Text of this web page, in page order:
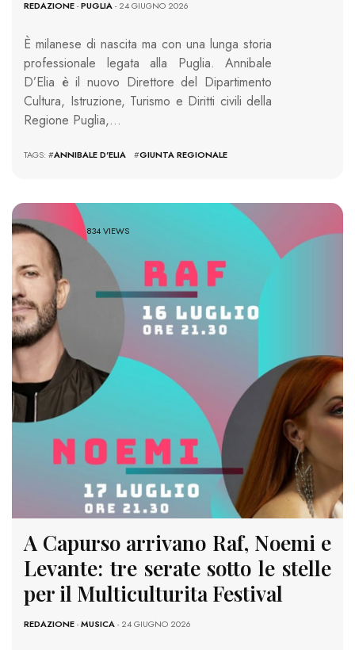
REDAZIONE-PUGLIA- 24 GIUGNO 2026
È milanese di nascita ma con una lunga storia
professionale legata alla Puglia. Annibale
D’Elia è il nuovo Direttore del Dipartimento
Cultura, Istruzione, Turismo e Diritti civili della
Regione Puglia,…
TAGS: #ANNIBALE D'ELIA #GIUNTA REGIONALE
834 VIEWS
A Capurso arrivano Raf, Noemi e
Levante: tre serate sotto le stelle
per il Multiculturita Festival
REDAZIONE-MUSICA- 24 GIUGNO 2026